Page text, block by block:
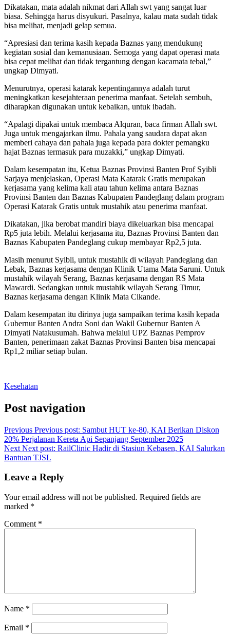
Dikatakan, mata adalah nikmat dari Allah swt yang sangat luar
biasa. Sehingga harus disyukuri. Pasalnya, kalau mata sudah tidak
bisa melihat, menjadi gelap semua.
“Apresiasi dan terima kasih kepada Baznas yang mendukung
kegiatan sosial dan kemanusiaan. Semoga yang dapat operasi mata
bisa cepat melihat dan tidak tergantung dengan kacamata tebal,”
ungkap Dimyati.
Menurutnya, operasi katarak kepentingannya adalah turut
meningkatkan kesejahteraan penerima manfaat. Setelah sembuh,
diharapkan digunakan untuk kebaikan, untuk ibadah.
“Apalagi dipakai untuk membaca Alquran, baca firman Allah swt.
Juga untuk mengajarkan ilmu. Pahala yang saudara dapat akan
memberi cahaya dan pahala juga kepada para dokter pemangku
hajat Baznas termasuk para muzakki,” ungkap Dimyati.
Dalam kesempatan itu, Ketua Baznas Provinsi Banten Prof Syibli
Sarjaya menjelaskan, Operasi Mata Katarak Gratis merupakan
kerjasama yang kelima kali atau tahun kelima antara Baznas
Provinsi Banten dan Baznas Kabupaten Pandeglang dalam program
Operasi Katarak Gratis untuk mustahik atau penerima manfaat.
Dikatakan, jika berobat mandiri biaya dikeluarkan bisa mencapai
Rp5 juta lebih. Melalui kerjasama itu, Baznas Provinsi Banten dan
Baznas Kabupaten Pandeglang cukup membayar Rp2,5 juta.
Masih menurut Syibli, untuk mustahik di wilayah Pandeglang dan
Lebak, Baznas kerjasama dengan Klinik Utama Mata Saruni. Untuk
mustahik wilayah Serang, Baznas kerjasama dengan RS Mata
Mawardi. Sedangkan untuk mustahik wilayah Serang Timur,
Baznas kerjasama dengan Klinik Mata Cikande.
Dalam kesempatan itu dirinya juga sampaikan terima kasih kepada
Gubernur Banten Andra Soni dan Wakil Gubernur Banten A
Dimyati Natakusumah. Bahwa melalui UPZ Baznas Pemprov
Banten, penerimaan zakat Baznas Provinsi Banten bisa mencapai
Rp1,2 miliar setiap bulan.
Kesehatan
Post navigation
Previous Previous post: Sambut HUT ke-80, KAI Berikan Diskon
20% Perjalanan Kereta Api Sepanjang September 2025
Next Next post: RailClinic Hadir di Stasiun Kebasen, KAI Salurkan
Bantuan TJSL
Leave a Reply
Your email address will not be published. Required fields are
marked *
Comment *
Name *
Email *